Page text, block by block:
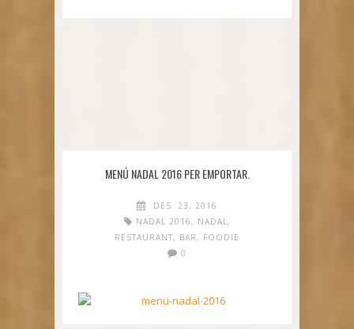
MENÚ NADAL 2016 PER EMPORTAR.
DES. 23, 2016
NADAL 2016 , NADAL ,
RESTAURANT, BAR , FOODIE
0